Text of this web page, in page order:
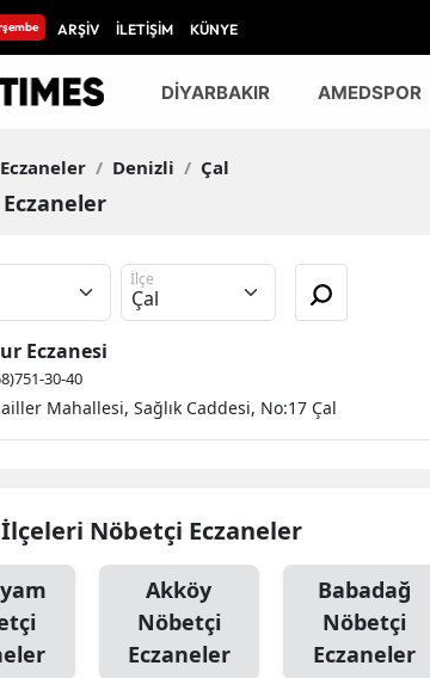
ARŞİV İLETİŞİM KÜNYE
DİYARBAKIR AMEDSPOR
/ Denizli / Çal
İlçe
Eczanesi
30-40
Mahallesi, Sağlık Caddesi, No:17 Çal
Nöbetçi Eczaneler
Akköy
Nöbetçi
Eczaneler
Babadağ
Nöbetçi
Eczaneler